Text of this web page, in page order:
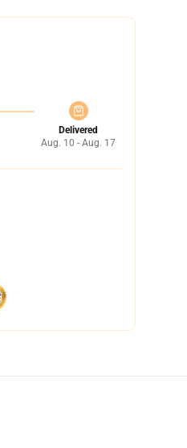
Delivered
Aug. 10 - Aug. 17